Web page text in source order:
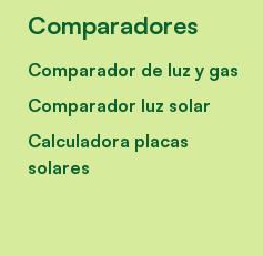
Comparadores
Comparador de luz y gas
Comparador luz solar
Calculadora placas
solares